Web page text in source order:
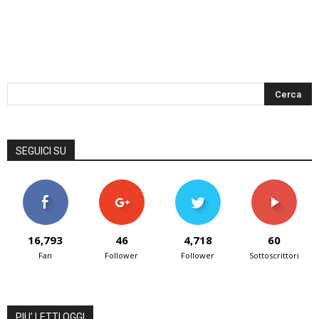
SEGUICI SU
16,793
Fan
46
Follower
4,718
Follower
60
Sottoscrittori